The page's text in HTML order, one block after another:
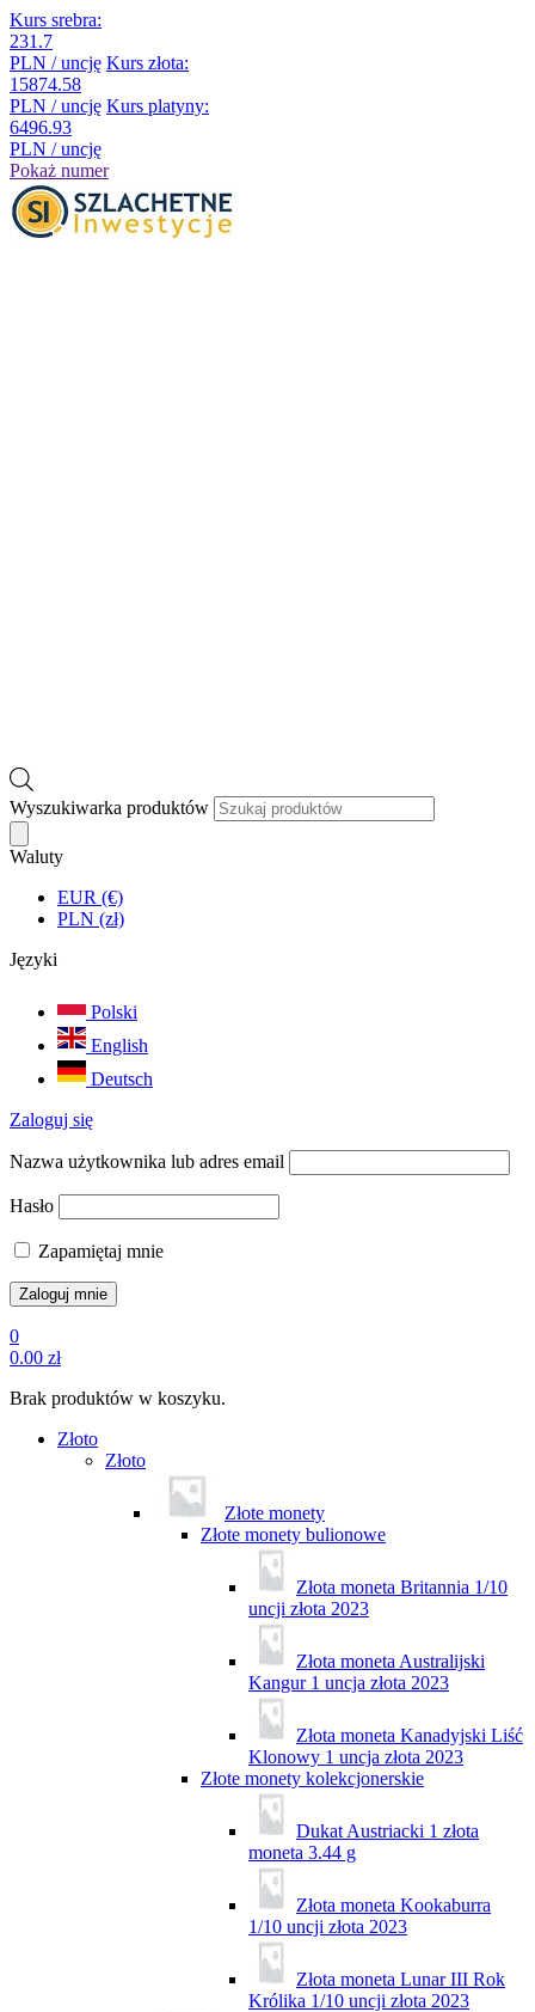
Kurs srebra:
231.7
PLN / uncję Kurs złota:
15874.58
PLN / uncję Kurs platyny:
6496.93
PLN / uncję
Pokaż numer
Wyszukiwarka produktów
Waluty
EUR (€)
PLN (zł)
Języki
Polski
English
Deutsch
Zaloguj się
Nazwa użytkownika lub adres email
Hasło
Zapamiętaj mnie
0
0.00 zł
Brak produktów w koszyku.
Złoto
Złoto
Złote monety
Złote monety bulionowe
Złota moneta Britannia 1/10
uncji złota 2023
Złota moneta Australijski
Kangur 1 uncja złota 2023
Złota moneta Kanadyjski Liść
Klonowy 1 uncja złota 2023
Złote monety kolekcjonerskie
Dukat Austriacki 1 złota
moneta 3.44 g
Złota moneta Kookaburra
1/10 uncji złota 2023
Złota moneta Lunar III Rok
Królika 1/10 uncji złota 2023